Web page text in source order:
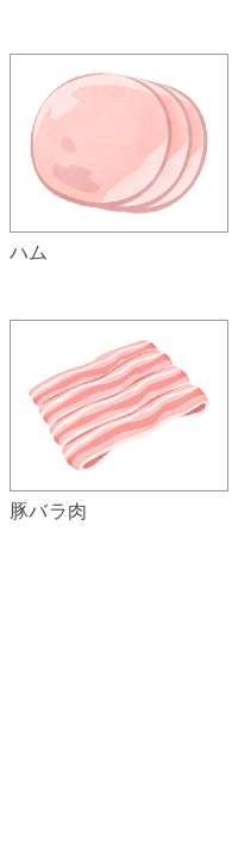
ハム
豚バラ肉